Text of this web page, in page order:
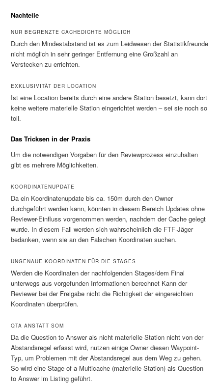
Nachteile
NUR BEGRENZTE CACHEDICHTE MÖGLICH
Durch den Mindestabstand ist es zum Leidwesen der Statistikfreunde
nicht möglich in sehr geringer Entfernung eine Großzahl an
Verstecken zu errichten.
EXKLUSIVITÄT DER LOCATION
Ist eine Location bereits durch eine andere Station besetzt, kann dort
keine weitere materielle Station eingerichtet werden – sei sie noch so
toll.
Das Tricksen in der Praxis
Um die notwendigen Vorgaben für den Reviewprozess einzuhalten
gibt es mehrere Möglichkeiten.
KOORDINATENUPDATE
Da ein Koordinatenupdate bis ca. 150m durch den Owner
durchgeführt werden kann, könnten in diesem Bereich Updates ohne
Reviewer-Einfluss vorgenommen werden, nachdem der Cache gelegt
wurde. In diesem Fall werden sich wahrscheinlich die FTF-Jäger
bedanken, wenn sie an den Falschen Koordinaten suchen.
UNGENAUE KOORDINATEN FÜR DIE STAGES
Werden die Koordinaten der nachfolgenden Stages/dem Final
unterwegs aus vorgefunden Informationen berechnet Kann der
Reviewer bei der Freigabe nicht die Richtigkeit der eingereichten
Koordinaten überprüfen.
QTA ANSTATT SOM
Da die Question to Answer als nicht materielle Station nicht von der
Abstandsregel erfasst wird, nutzen einige Owner diesen Waypoint-
Typ, um Problemen mit der Abstandsregel aus dem Weg zu gehen.
So wird eine Stage of a Multicache (materielle Station) als Question
to Answer im Listing geführt.